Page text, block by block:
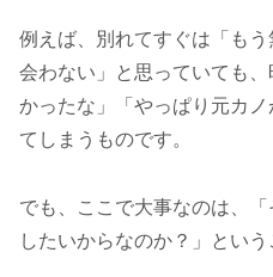
例えば、別れてすぐは「も
会わない」と思っていても
かったな」「やっぱり元カ
てしまうものです。
でも、ここで大事なのは、
したいからなのか？」という